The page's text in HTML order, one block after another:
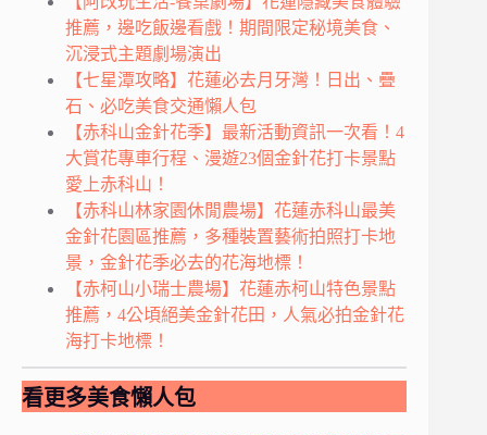
推薦，邊吃飯邊看戲！期間限定秘境美食、
沉浸式主題劇場演出
【七星潭攻略】花蓮必去月牙灣！日出、疊
石、必吃美食交通懶人包
【赤科山金針花季】最新活動資訊一次看！4
大賞花專車行程、漫遊23個金針花打卡景點
愛上赤科山！
【赤科山林家園休閒農場】花蓮赤科山最美
金針花園區推薦，多種裝置藝術拍照打卡地
景，金針花季必去的花海地標！
【赤柯山小瑞士農場】花蓮赤柯山特色景點
推薦，4公頃絕美金針花田，人氣必拍金針花
海打卡地標！
看更多美食懶人包